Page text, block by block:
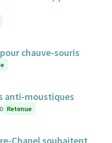
chauve-souris
anti-moustiques
Retenue
Chanel souhaitent